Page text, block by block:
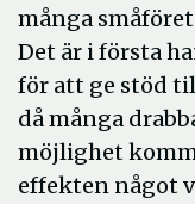
många
Det är i första
för att ge stöd
då många
möjlighet
effekten något